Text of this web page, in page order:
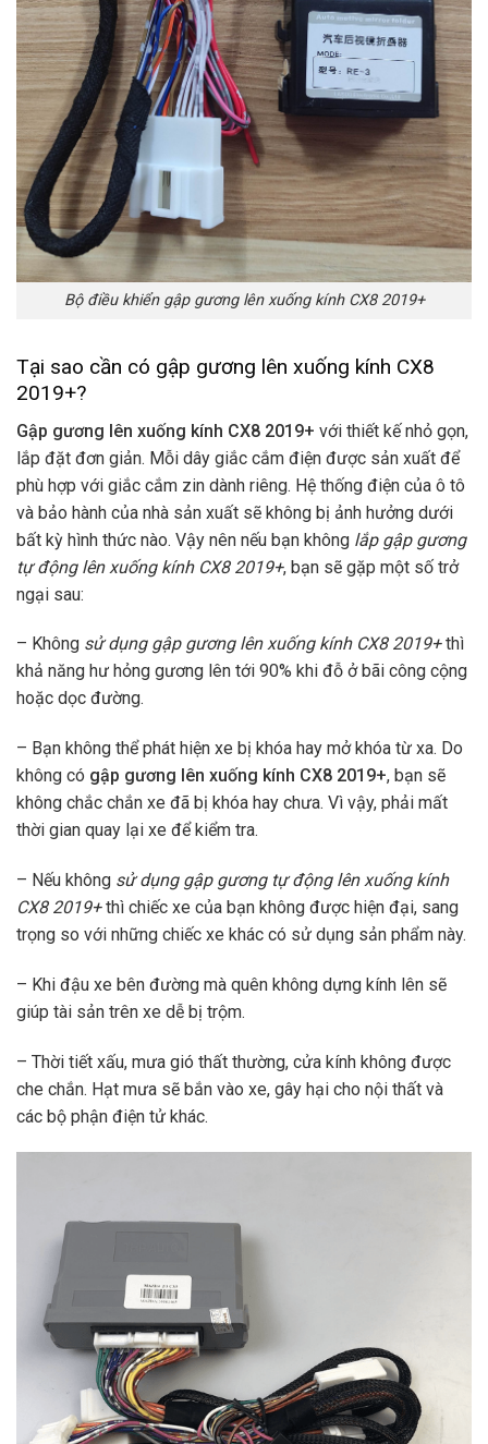
Bộ điều khiển gập gương lên xuống kính CX8 2019+
Tại sao cần có gập gương lên xuống kính CX8
2019+?
Gập gương lên xuống kính CX8 2019+ với thiết kế nhỏ gọn,
lắp đặt đơn giản. Mỗi dây giắc cắm điện được sản xuất để
phù hợp với giắc cắm zin dành riêng. Hệ thống điện của ô tô
và bảo hành của nhà sản xuất sẽ không bị ảnh hưởng dưới
bất kỳ hình thức nào. Vậy nên nếu bạn không lắp gập gương
tự động lên xuống kính CX8 2019+, bạn sẽ gặp một số trở
ngại sau:
– Không sử dụng gập gương lên xuống kính CX8 2019+thì
khả năng hư hỏng gương lên tới 90% khi đỗ ở bãi công cộng
hoặc dọc đường.
– Bạn không thể phát hiện xe bị khóa hay mở khóa từ xa. Do
không có gập gương lên xuống kính CX8 2019+, bạn sẽ
không chắc chắn xe đã bị khóa hay chưa. Vì vậy, phải mất
thời gian quay lại xe để kiểm tra.
– Nếu không sử dụng gập gương tự động lên xuống kính
CX8 2019+thì chiếc xe của bạn không được hiện đại, sang
trọng so với những chiếc xe khác có sử dụng sản phẩm này.
– Khi đậu xe bên đường mà quên không dựng kính lên sẽ
giúp tài sản trên xe dễ bị trộm.
– Thời tiết xấu, mưa gió thất thường, cửa kính không được
che chắn. Hạt mưa sẽ bắn vào xe, gây hại cho nội thất và
các bộ phận điện tử khác.